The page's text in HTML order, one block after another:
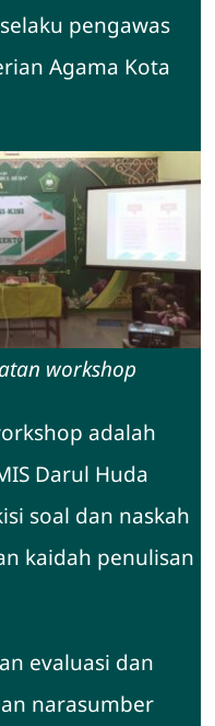
pengawas
Agama Kota
workshop
adalah
Darul Huda
soal dan naskah
kaidah penulisan
evaluasi dan
narasumber